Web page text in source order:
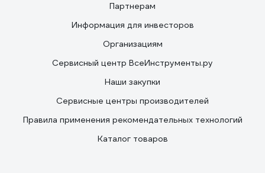
Партнерам
Информация для инвесторов
Организациям
Сервисный центр ВсеИнструменты.ру
Наши закупки
Сервисные центры производителей
Правила применения рекомендательных технологий
Каталог товаров